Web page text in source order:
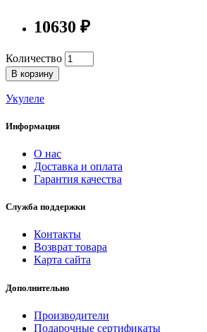
10630 ₽
Количество
В корзину
Укулеле
Информация
О нас
Доставка и оплата
Гарантия качества
Служба поддержки
Контакты
Возврат товара
Карта сайта
Дополнительно
Производители
Подарочные сертификаты